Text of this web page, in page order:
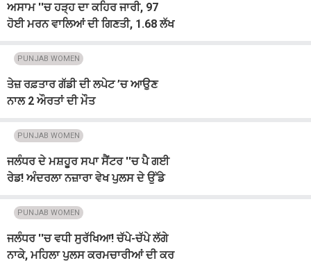
ਅਸਾਮ ''ਚ ਹੜ੍ਹ ਦਾ ਕਹਿਰ ਜਾਰੀ, 97
ਹੋਈ ਮਰਨ ਵਾਲਿਆਂ ਦੀ ਗਿਣਤੀ, 1.68 ਲੱਖ
PUNJAB WOMEN
ਤੇਜ਼ ਰਫ਼ਤਾਰ ਗੱਡੀ ਦੀ ਲਪੇਟ ’ਚ ਆਉਣ
ਨਾਲ 2 ਔਰਤਾਂ ਦੀ ਮੌਤ
PUNJAB WOMEN
ਜਲੰਧਰ ਦੇ ਮਸ਼ਹੂਰ ਸਪਾ ਸੈਂਟਰ ''ਚ ਪੈ ਗਈ
ਰੇਡ! ਅੰਦਰਲਾ ਨਜ਼ਾਰਾ ਵੇਖ ਪੁਲਸ ਦੇ ਉੱਡੇ
PUNJAB WOMEN
ਜਲੰਧਰ ''ਚ ਵਧੀ ਸੁਰੱਖਿਆ! ਚੱਪੇ-ਚੱਪੇ ਲੱਗੇ
ਨਾਕੇ, ਮਹਿਲਾ ਪੁਲਸ ਕਰਮਚਾਰੀਆਂ ਦੀ ਕਰ